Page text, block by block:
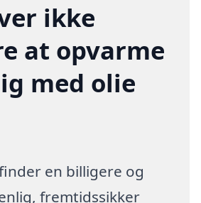
ikke
at opvarme
med olie
en billigere og
fremtidssikker